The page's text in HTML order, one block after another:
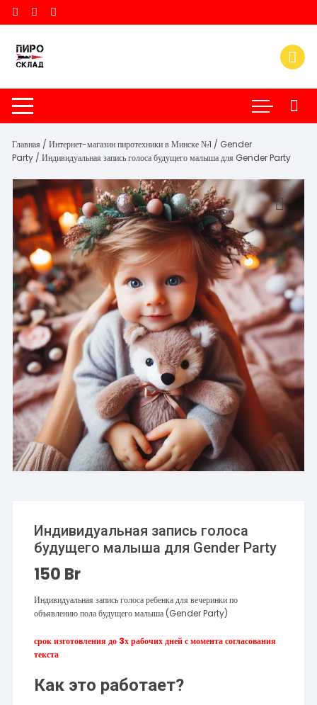
Перейти
к
содержимому
Главная /Интернет-магазин пиротехники в Минске №1 / Gender
Party / Индивидуальная запись голоса будущего малыша для Gender Party
Индивидуальная запись голоса
будущего малыша для Gender Party
150 Br
Индивидуальная запись голоса ребенка для вечеринки по
объявлению пола будущего малыша (Gender Party)
срок изготовления до 3х рабочих дней с момента согласования
текста
Как это работает?